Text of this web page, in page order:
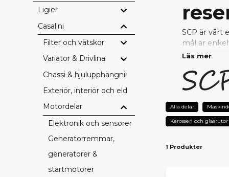
Ligier
Casalini
Filter och vätskor
Variator & Drivlina
Chassi & hjulupphängning
Exteriör, interiör och eldetaljer
Motordelar
Elektronik och sensorer
Generatorremmar,
generatorer &
startmotorer
SCP är vårt
mål är
uppfyller
reparera
Prisvärda–
Perfekt
Läs mer
Alla delar
Karosseri och glasrutor
1 Produkter